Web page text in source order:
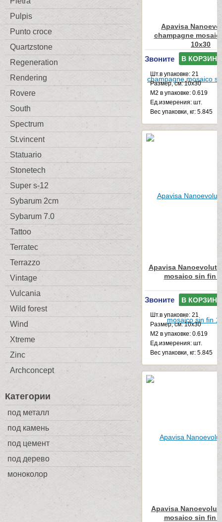
Pulpis
Punto croce
Quartzstone
Regeneration
Rendering
Rovere
South
Spectrum
St.vincent
Statuario
Stonetech
Super s-12
Sybarum 2cm
Sybarum 7.0
Tattoo
Terratec
Terrazzo
Vintage
Vulcania
Wild forest
Wind
Xtreme
Zinc
Archconcept
Категории
под металл
под камень
под цемент
под дерево
моноколор
Apavisa
champagne
10x30
Звоните В КОРЗИНУ
Шт.в упаковке: 21
Размер, см: 10x30
М2 в упаковке: 0.619
Ед.измерения: шт.
Веc упаковки, кг: 5.845
Apavisa
mosaico sin fin
Звоните В КОРЗИНУ
Шт.в упаковке: 21
Размер, см: 10x30
М2 в упаковке: 0.619
Ед.измерения: шт.
Веc упаковки, кг: 5.845
Apavisa
mosaico sin fin